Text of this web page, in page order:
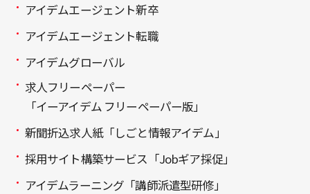
アイデムエージェント新卒
アイデムエージェント転職
アイデムグローバル
求人フリーペーパー
「イーアイデム フリーペーパー版」
新聞折込求人紙「しごと情報アイデム」
採用サイト構築サービス「Jobギア採促」
アイデムラーニング「講師派遣型研修」